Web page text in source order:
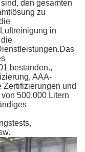
den gesamten
zu
in
die
bestanden.,
AAA-
Zertifizierungen und
500.000 Litern